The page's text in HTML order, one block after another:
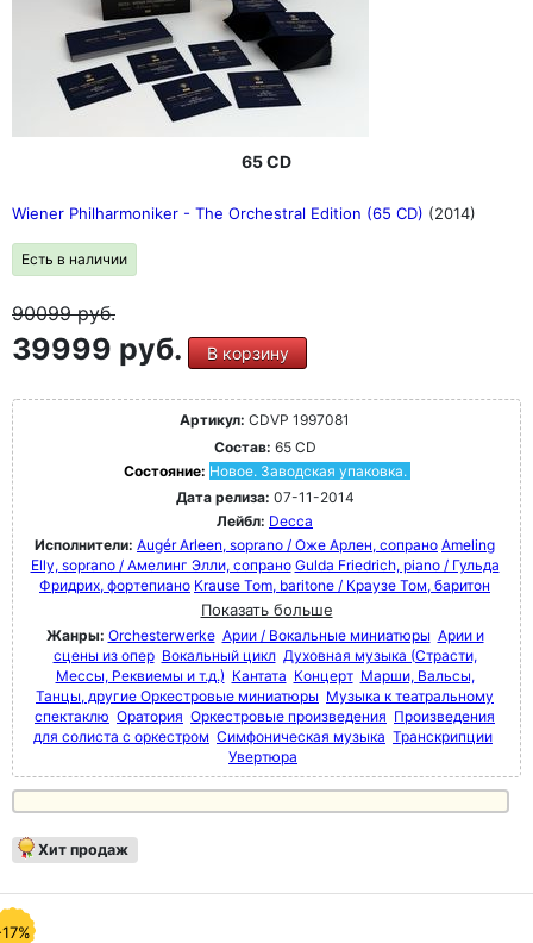
65 CD
Wiener Philharmoniker - The Orchestral Edition (65 CD) (2014)
Есть в наличии
90099руб.
39999 руб. В корзину
Артикул: CDVP 1997081
Состав: 65 CD
Состояние: Новое. Заводская упаковка.
Дата релиза: 07-11-2014
Лейбл: Decca
Исполнители: Augér Arleen, soprano / Оже Арлен, сопрано Ameling
Elly, soprano / Амелинг Элли, сопрано Gulda Friedrich, piano / Гульда
Фридрих, фортепиано Krause Tom, baritone / Краузе Том, баритон
Показать больше
Жанры: Orchesterwerke Арии / Вокальные миниатюры Арии и
сцены из опер Вокальный цикл Духовная музыка (Страсти,
Мессы, Реквиемы и т.д.) Кантата Концерт Марши, Вальсы,
Танцы, другие Оркестровые миниатюры Музыка к театральному
спектаклю Оратория Оркестровые произведения Произведения
для солиста с оркестром Симфоническая музыка Транскрипции
Увертюра
Хит продаж